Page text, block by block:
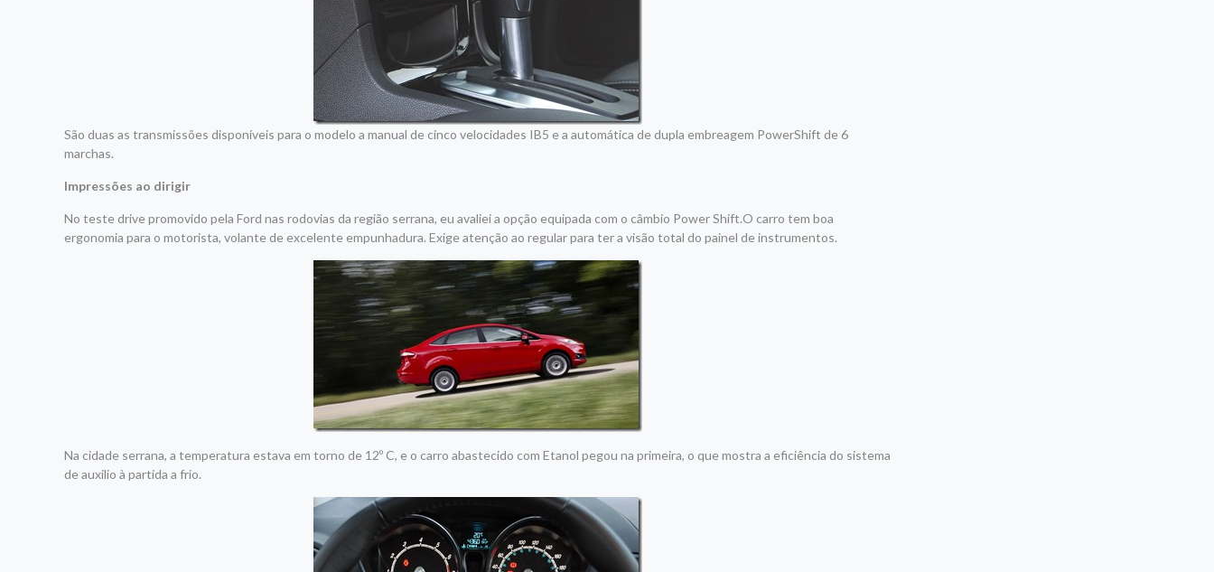
São duas as transmissões disponíveis para o modelo a manual de cinco velocidades IB5 e a automática de dupla embreagem PowerShift de 6
marchas.
Impressões ao dirigir
No teste drive promovido pela Ford nas rodovias da região serrana, eu avaliei a opção equipada com o câmbio Power Shift.O carro tem boa
ergonomia para o motorista, volante de excelente empunhadura. Exige atenção ao regular para ter a visão total do painel de instrumentos.
Na cidade serrana, a temperatura estava em torno de 12º C, e o carro abastecido com Etanol pegou na primeira, o que mostra a eficiência do sistema
de auxilio à partida a frio.